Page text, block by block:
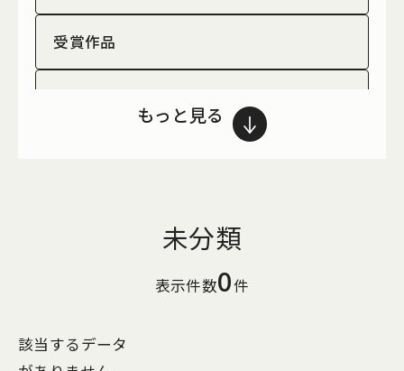
受賞作品
もっと見る
未分類
表示件数0件
該当するデータ